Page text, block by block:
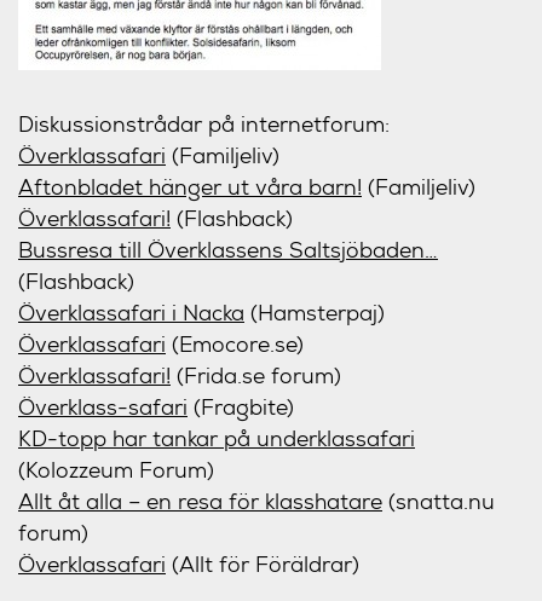
Diskussionstrådar på internetforum:
Överklassafari (Familjeliv)
Aftonbladet hänger ut våra barn! (Familjeliv)
Överklassafari! (Flashback)
Bussresa till Överklassens Saltsjöbaden…
(Flashback)
Överklassafari i Nacka (Hamsterpaj)
Överklassafari (Emocore.se)
Överklassafari! (Frida.se forum)
Överklass-safari (Fragbite)
KD-topp har tankar på underklassafari
(Kolozzeum Forum)
Allt åt alla – en resa för klasshatare (snatta.nu
forum)
Överklassafari (Allt för Föräldrar)